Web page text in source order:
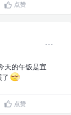
点赞
天的午饭是宜
点赞